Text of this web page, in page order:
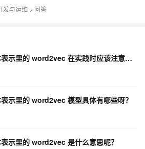
发与运维 > 问答
Python 数据挖掘中文本表示里的 word2vec 在实践时应该注意什么呢？
示里的 word2vec 模型具体有哪些呀？
示里的 word2vec 是什么意思呢？